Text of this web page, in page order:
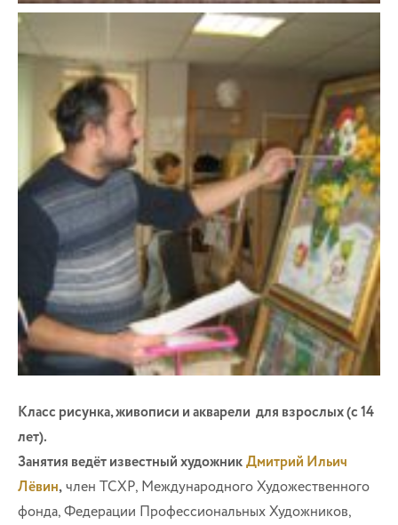
Классрисунка, живописи и акварели для взрослых (с 14
лет).
Занятия ведёт известный художникДмитрий Ильич
Лёвин,член ТСХР, Международного Художественного
фонда, Федерации Профессиональных Художников,